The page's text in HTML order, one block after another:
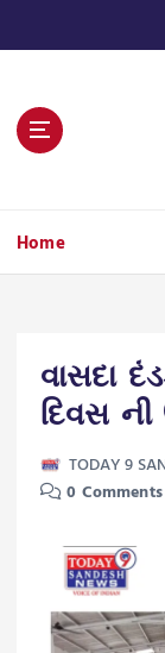
Home
વાસદા
દિવસ
TODAY 9
0 Comments